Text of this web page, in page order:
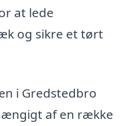
at lede
og sikre et tørt
i Gredstedbro
af en række